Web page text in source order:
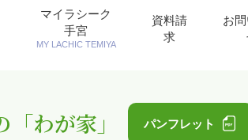
マイラシーク
手宮
MY LACHIC TEMIYA
資料請
求
お
わが家」 パンフレット